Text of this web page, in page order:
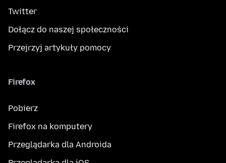
Twitter
Dołącz do naszej społeczności
Przejrzyj artykuły pomocy
Firefox
Pobierz
Firefox na komputery
Przeglądarka dla Androida